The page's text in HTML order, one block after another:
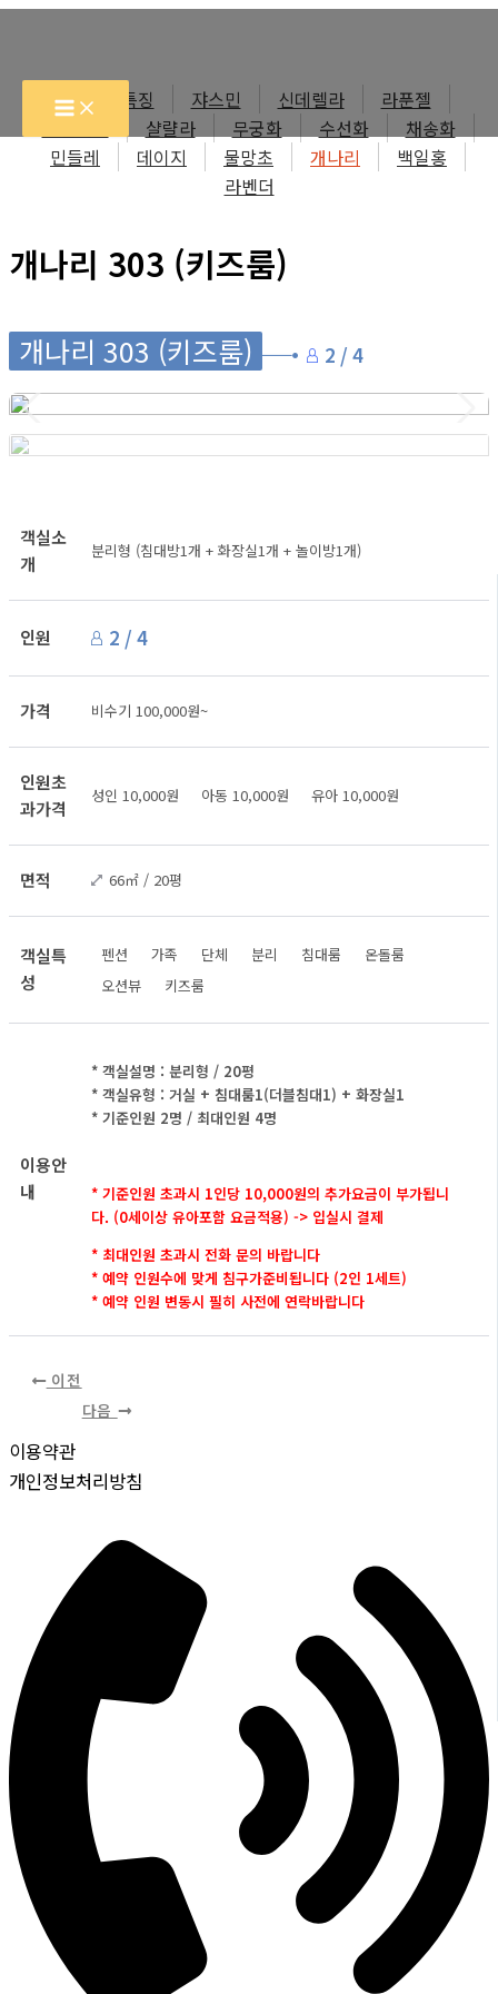
츠
건
각 객실특징 쟈스민 신데렐라
라푼젤
샬랼라 무궁화 수선화
채송화
민들레
데이지 물망초 개나리
백일홍
라벤더
개나리 303 (키즈룸)
개나리 303 (키즈룸) 2 / 4
객실소
개
분리형 (침대방1개 + 화장실1개 + 놀이방1개)
인원 2 / 4
가격 비수기 100,000원~
인원초
과가격
성인 10,000원 아동 10,000원 유아 10,000원
면적 66㎡ / 20평
객실특
성
펜션 가족 단체 분리 침대룸
온돌룸
오션뷰
키즈룸
이용안
내
* 객실설명 : 분리형 / 20평
* 객실유형 : 거실 + 침대룸1(더블침대1) + 화장실1
* 기준인원 2명 / 최대인원 4명
* 기준인원 초과시 1인당 10,000원의 추가요금이 부가됩니
다. (0세이상 유아포함 요금적용) -> 입실시 결제
* 최대인원 초과시 전화 문의 바랍니다
* 예약 인원수에 맞게 침구가준비됩니다 (2인 1세트)
* 예약 인원 변동시 필히 사전에 연락바랍니다
이전
다음
이용약관
개인정보처리방침